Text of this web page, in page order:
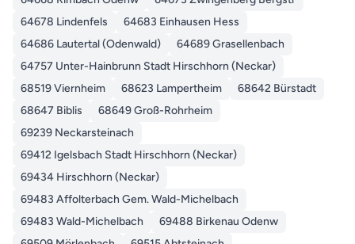
64678 Lindenfels
64683 Einhausen Hess
64686 Lautertal (Odenwald)
64689 Grasellenbach
64757 Unter-Hainbrunn Stadt Hirschhorn (Neckar)
68519 Viernheim
68623 Lampertheim
68642 Bürstadt
68647 Biblis
68649 Groß-Rohrheim
69239 Neckarsteinach
69412 Igelsbach Stadt Hirschhorn (Neckar)
69434 Hirschhorn (Neckar)
69483 Affolterbach Gem. Wald-Michelbach
69483 Wald-Michelbach
69488 Birkenau Odenw